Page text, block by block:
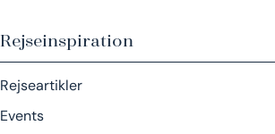
Rejseinspiration
Rejseartikler
Events